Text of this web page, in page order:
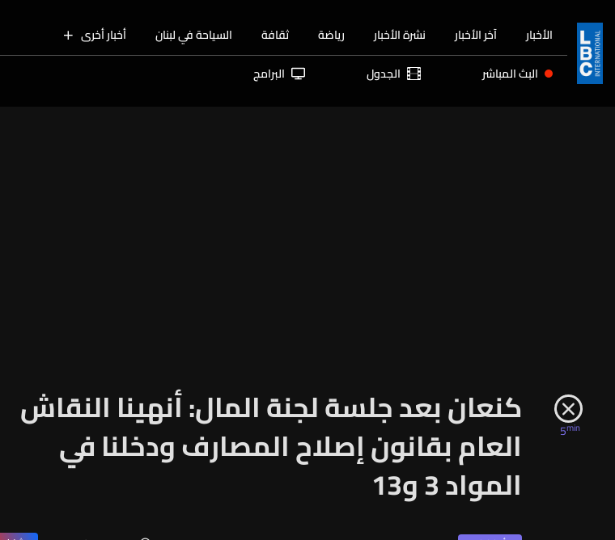
الأخبار آخر الأخبار نشرة الأخبار رياضة ثقافة السياحة في لبنان أخبار أخرى
البث المباشر الجدول البرامج
5min كنعان بعد جلسة لجنة المال: أنهينا النقاش
العام بقانون إصلاح المصارف ودخلنا في
المواد 3 و13